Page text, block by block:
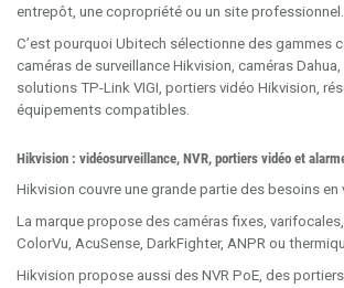
entrepôt, une copropriété ou un site professionnel.
C’est pourquoi Ubitech sélectionne des gammes
caméras de surveillance Hikvision, caméras
solutions TP-Link VIGI, portiers vidéo Hikvision,
équipements compatibles.
Hikvision : vidéosurveillance, NVR, portiers vidéo et
Hikvision couvre une grande partie des besoins en
La marque propose des caméras fixes,
ColorVu, AcuSense, DarkFighter, ANPR ou
Hikvision propose aussi des NVR PoE, des